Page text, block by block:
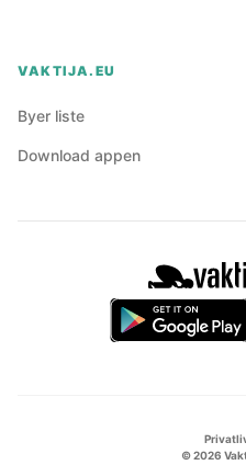
VAKTIJA.EU
Byer liste
Download appen
©2026